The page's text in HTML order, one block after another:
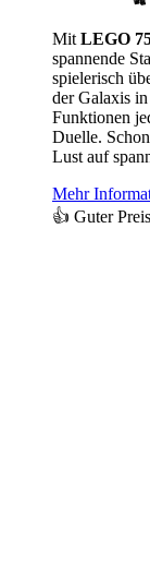
Mit LEGO
spannende
spielerisch
der Galaxis
Funktionen
Duelle.
Lust auf
Mehr
👍 Guter